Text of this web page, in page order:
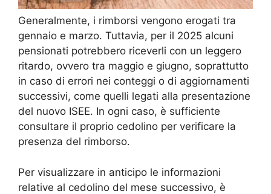
Generalmente, i rimborsi vengono erogati tra
gennaio e marzo. Tuttavia, per il 2025 alcuni
pensionati potrebbero riceverli con un leggero
ritardo, ovvero tra maggio e giugno, soprattutto
in caso di errori nei conteggi o di aggiornamenti
successivi, come quelli legati alla presentazione
del nuovo ISEE. In ogni caso, è sufficiente
consultare il proprio cedolino per verificare la
presenza del rimborso.
Per visualizzare in anticipo le informazioni
relative al cedolino del mese successivo, è